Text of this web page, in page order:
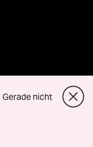
Gerade nicht